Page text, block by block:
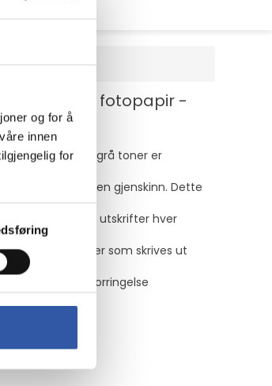
og for å
innen
for
m² - 20 ark fotopapir -
farger og grå toner er
utskrifter uten gjenskinn. Dette
spektakulære utskrifter hver
flott. Bilder som skrives ut
bildene mot forringelse